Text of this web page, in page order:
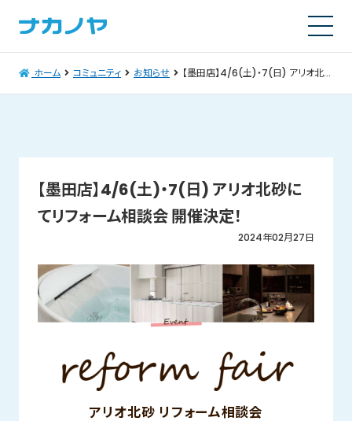
ホーム コミュニティ お知らせ 【墨田店】4/6(土)・7(日) アリオ北砂にてリフォーム相談会 開催決定！
【墨田店】4/6(土)・7(日) アリオ北砂に
てリフォーム相談会 開催決定！
2024年02月27日
アリオ北砂 リフォーム相談会